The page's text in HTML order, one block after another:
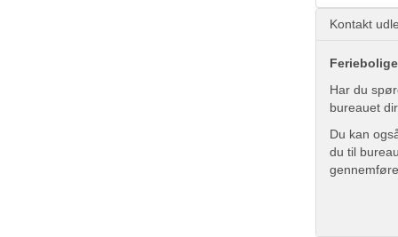
Kontakt
Har du
bureauet
Du kan
du til